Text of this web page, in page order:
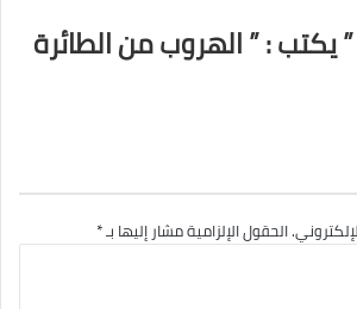
: ” الهروب من الطائرة
الحقول الإلزامية مشار إليها بـ*